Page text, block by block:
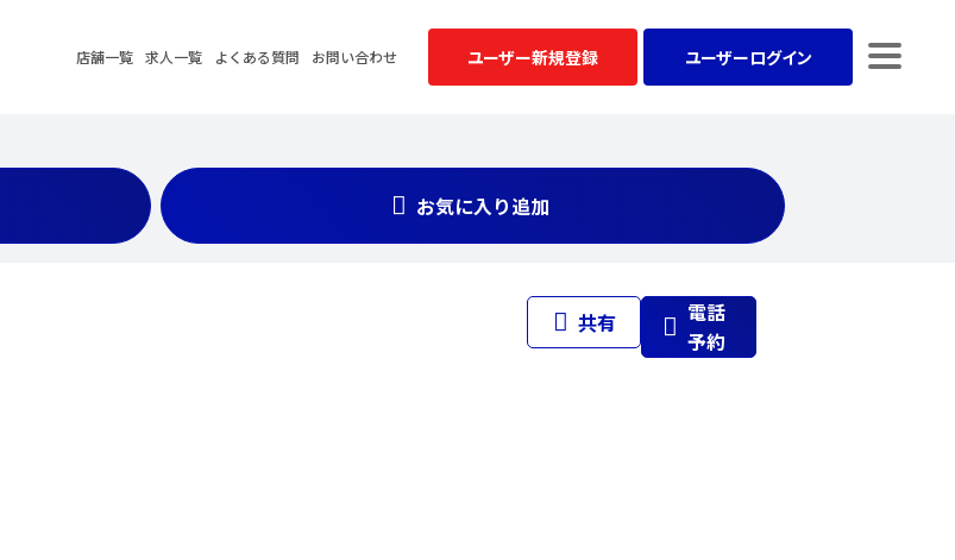
店舗一覧 求人一覧 よくある質問 お問い合わせ ユーザー新規登録 ユーザーログイン
お気に入り追加
共有
電話
予約